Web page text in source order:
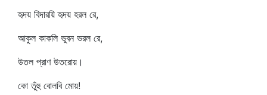
হৃদয় বিদারয়ি হৃদয় হরল রে,
আকুল কাকলি ভুবন ভরল রে,
উতল প্রাণ উতরোয়।
কো তুঁহু বোলবি মোয়!